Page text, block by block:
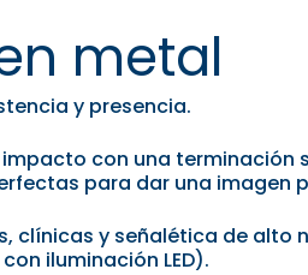
metal
y presencia.
con una terminación
para dar una imagen
y señalética de alto
iluminación LED).